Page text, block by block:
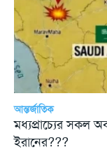
আন্তর্জাতিক
মধ্যপ্রাচ্যের সকল
ইরানের???